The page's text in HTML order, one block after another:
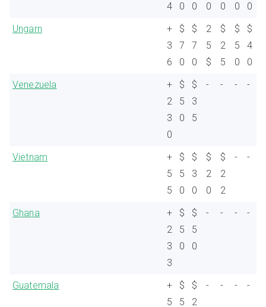
4
0
0
0
0
0
0
Ungarn
+
3
6
$
7
0
$
7
0
2
5
$
$
2
5
$
5
0
$
4
0
Venezuela
+
2
3
0
$
5
0
$
3
5
- - - -
Vietnam
+
5
5
$
5
0
$
3
0
$
2
0
$
2
2
- -
Ghana
+
2
3
3
$
5
0
$
5
0
- - - -
Guatemala
+
5
$
5
$
2
- - - -